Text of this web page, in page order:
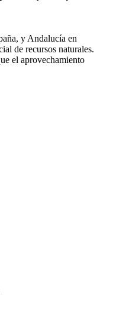
y Andalucía en
de recursos naturales.
el aprovechamiento